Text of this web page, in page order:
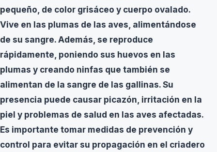
pequeño, de color grisáceo y cuerpo ovalado.
Vive en las plumas de las aves, alimentándose
de su sangre. Además, se reproduce
rápidamente, poniendo sus huevos en las
plumas y creando ninfas que también se
alimentan de la sangre de las gallinas. Su
presencia puede causar picazón, irritación en la
piel y problemas de salud en las aves afectadas.
Es importante tomar medidas de prevención y
control para evitar su propagación en el criadero